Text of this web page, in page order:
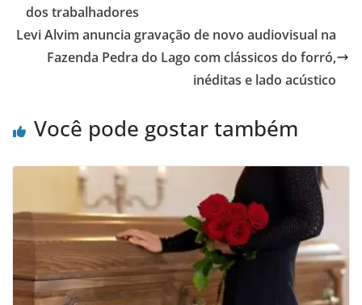
dos trabalhadores
Levi Alvim anuncia gravação de novo audiovisual na
Fazenda Pedra do Lago com clássicos do forró,
inéditas e lado acústico
Você pode gostar também